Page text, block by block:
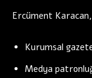
Ercüment
Kurumsal
Medya